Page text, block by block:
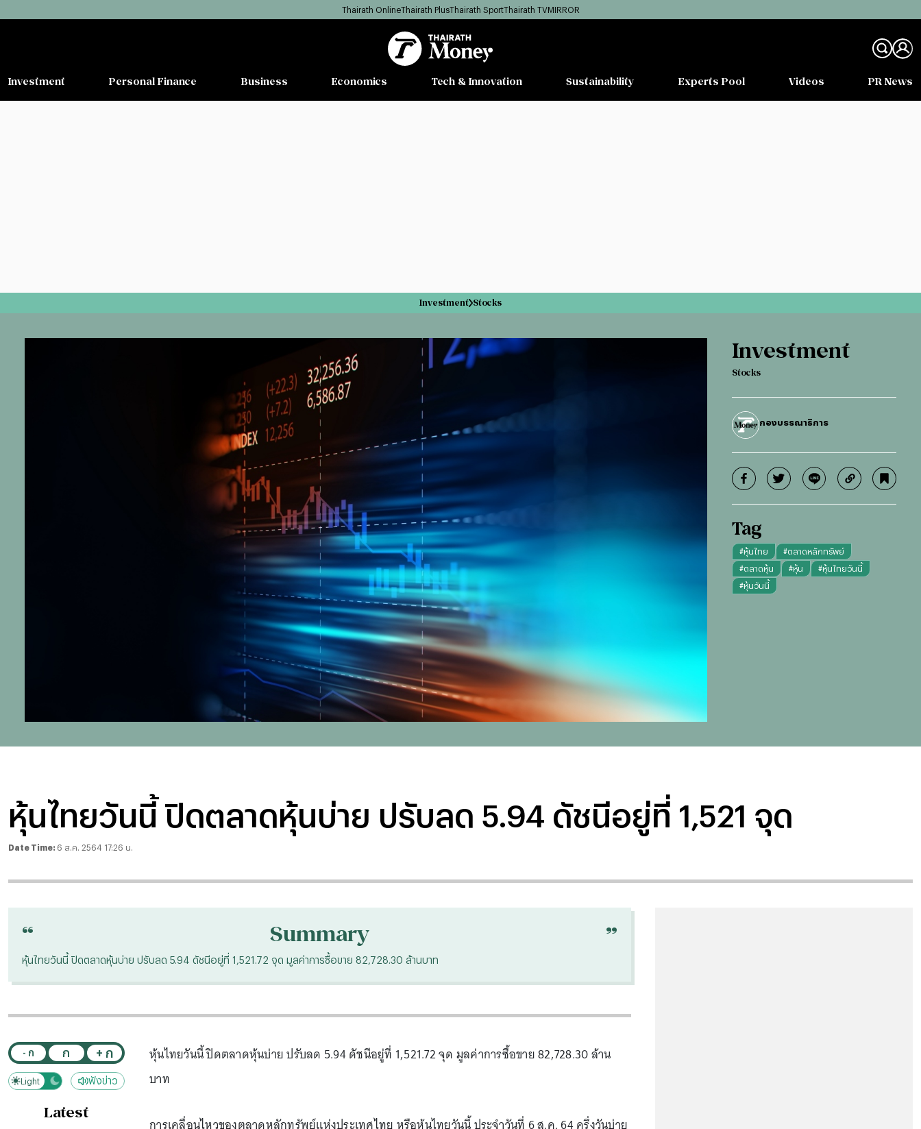
Thairath OnlineThairath PlusThairath SportThairath TVMIRROR
Investment Personal Finance Business Economics Tech & Innovation Sustainability Experts Pool Videos PR News
Investment Stocks
Investment
Stocks
กองบรรณาธิการ
Tag
#หุ้นไทย #ตลาดหลักทรัพย์
#ตลาดหุ้น #หุ้น #หุ้นไทยวันนี้
#หุ้นวันนี้
หุ้นไทยวันนี้ ปิดตลาดหุ้นบ่าย ปรับลด 5.94 ดัชนีอยู่ที่ 1,521 จุด
Date Time: 6 ส.ค. 2564 17:26 น.
“ Summary “
หุ้นไทยวันนี้ ปิดตลาดหุ้นบ่าย ปรับลด 5.94 ดัชนีอยู่ที่ 1,521.72 จุด มูลค่าการซื้อขาย 82,728.30 ล้านบาท
- ก ก + ก
Dark
Light ฟังข่าว
Latest
หุ้นไทยวันนี้ ปิดตลาดหุ้นบ่าย ปรับลด 5.94 ดัชนีอยู่ที่ 1,521.72 จุด มูลค่าการซื้อขาย 82,728.30 ล้าน
บาท
การเคลื่อนไหวของตลาดหลักทรัพย์แห่งประเทศไทย หรือหุ้นไทยวันนี้ ประจำวันที่ 6 ส.ค. 64 ครึ่งวันบ่าย